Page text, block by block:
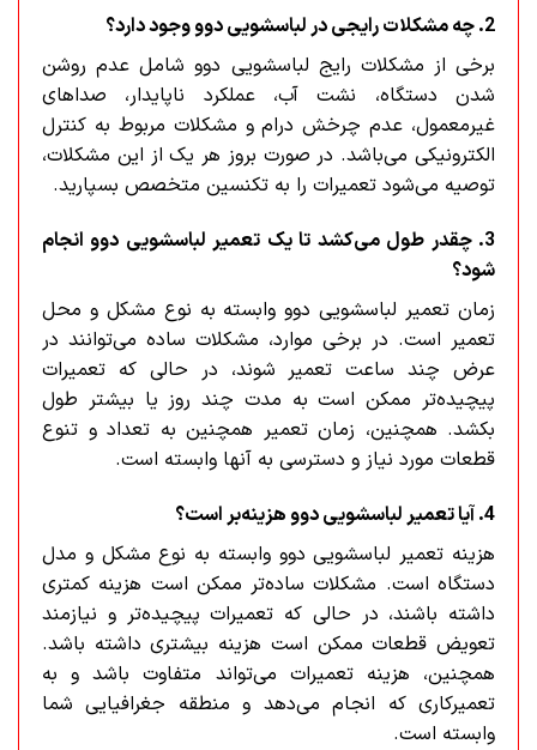
2. چه مشکلات رایجی در لباسشویی دوو وجود دارد؟
برخی از مشکلات رایج لباسشویی دوو شامل عدم روشن
شدن دستگاه، نشت آب، عملکرد ناپایدار، صداهای
غیرمعمول، عدم چرخش درام و مشکلات مربوط به کنترل
الکترونیکی می‌باشد. در صورت بروز هر یک از این مشکلات،
توصیه می‌شود تعمیرات را به تکنسین متخصص بسپارید.
3. چقدر طول می‌کشد تا یک تعمیر لباسشویی دوو انجام
شود؟
زمان تعمیر لباسشویی دوو وابسته به نوع مشکل و محل
تعمیر است. در برخی موارد، مشکلات ساده می‌توانند در
عرض چند ساعت تعمیر شوند، در حالی که تعمیرات
پیچیده‌تر ممکن است به مدت چند روز یا بیشتر طول
بکشد. همچنین، زمان تعمیر همچنین به تعداد و تنوع
قطعات مورد نیاز و دسترسی به آنها وابسته است.
4. آیا تعمیر لباسشویی دوو هزینه‌بر است؟
هزینه تعمیر لباسشویی دوو وابسته به نوع مشکل و مدل
دستگاه است. مشکلات ساده‌تر ممکن است هزینه کمتری
داشته باشند، در حالی که تعمیرات پیچیده‌تر و نیازمند
تعویض قطعات ممکن است هزینه بیشتری داشته باشد.
همچنین، هزینه تعمیرات می‌تواند متفاوت باشد و به
تعمیرکاری که انجام می‌دهد و منطقه جغرافیایی شما
وابسته است.